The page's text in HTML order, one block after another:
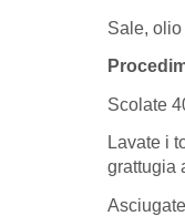
Sale,
Scolate
Lavate i
grattugia